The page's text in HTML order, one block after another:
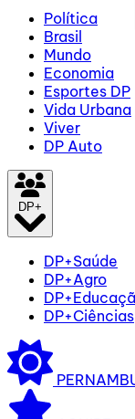
Política
Brasil
Mundo
Economia
Esportes DP
Vida Urbana
Viver
DP Auto
DP+
DP+Saúde
DP+Agro
DP+Ciências